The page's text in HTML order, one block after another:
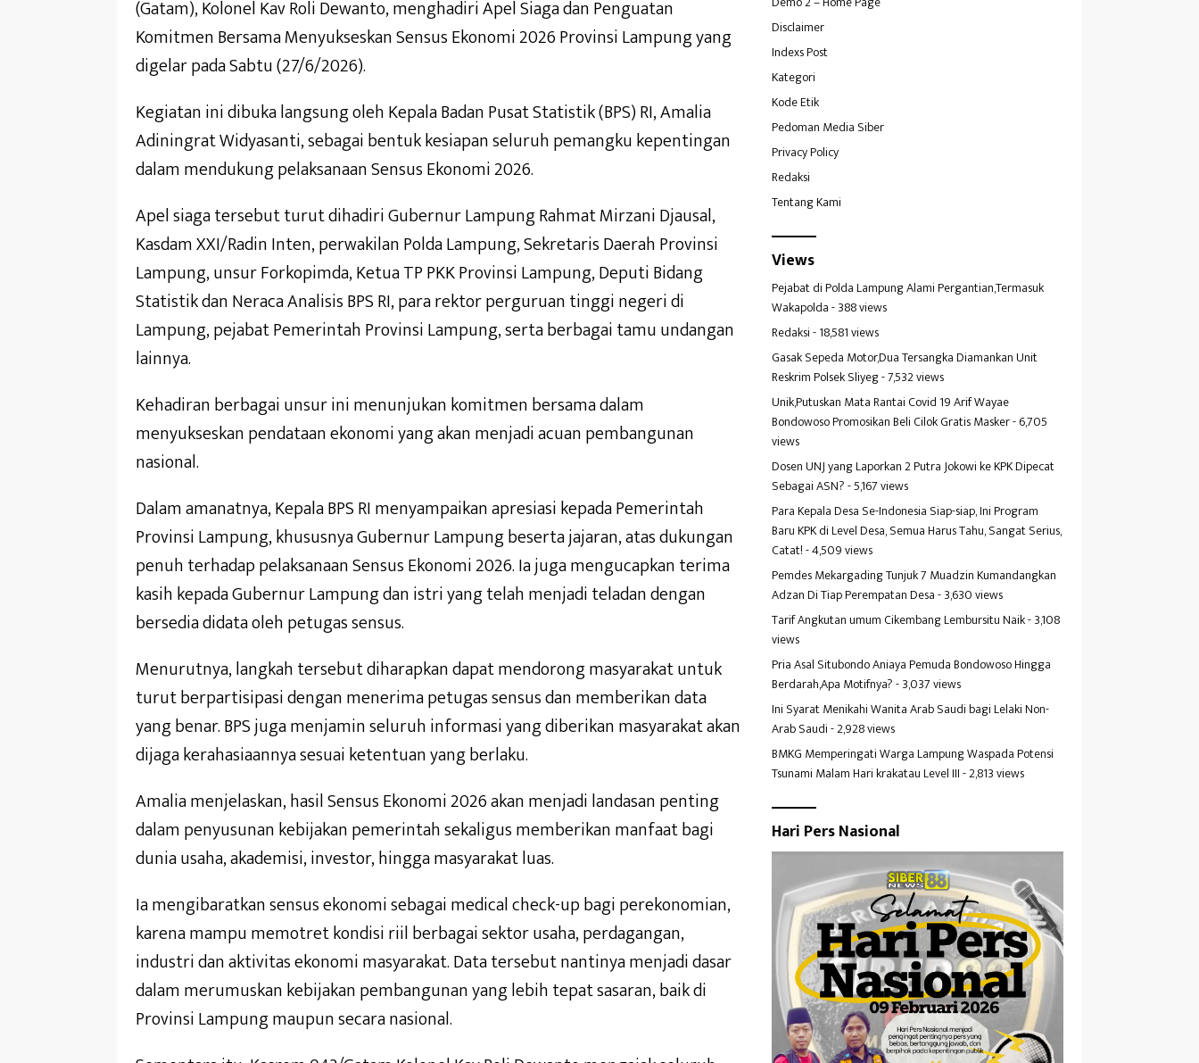
(Gatam), Kolonel Kav Roli Dewanto, menghadiri Apel Siaga dan Penguatan
Komitmen Bersama Menyukseskan Sensus Ekonomi 2026 Provinsi Lampung yang
digelar pada Sabtu (27/6/2026).
Kegiatan ini dibuka langsung oleh Kepala Badan Pusat Statistik (BPS) RI, Amalia
Adiningrat Widyasanti, sebagai bentuk kesiapan seluruh pemangku kepentingan
dalam mendukung pelaksanaan Sensus Ekonomi 2026.
Apel siaga tersebut turut dihadiri Gubernur Lampung Rahmat Mirzani Djausal,
Kasdam XXI/Radin Inten, perwakilan Polda Lampung, Sekretaris Daerah Provinsi
Lampung, unsur Forkopimda, Ketua TP PKK Provinsi Lampung, Deputi Bidang
Statistik dan Neraca Analisis BPS RI, para rektor perguruan tinggi negeri di
Lampung, pejabat Pemerintah Provinsi Lampung, serta berbagai tamu undangan
lainnya.
Kehadiran berbagai unsur ini menunjukan komitmen bersama dalam
menyukseskan pendataan ekonomi yang akan menjadi acuan pembangunan
nasional.
Dalam amanatnya, Kepala BPS RI menyampaikan apresiasi kepada Pemerintah
Provinsi Lampung, khususnya Gubernur Lampung beserta jajaran, atas dukungan
penuh terhadap pelaksanaan Sensus Ekonomi 2026. Ia juga mengucapkan terima
kasih kepada Gubernur Lampung dan istri yang telah menjadi teladan dengan
bersedia didata oleh petugas sensus.
Menurutnya, langkah tersebut diharapkan dapat mendorong masyarakat untuk
turut berpartisipasi dengan menerima petugas sensus dan memberikan data
yang benar. BPS juga menjamin seluruh informasi yang diberikan masyarakat akan
dijaga kerahasiaannya sesuai ketentuan yang berlaku.
Amalia menjelaskan, hasil Sensus Ekonomi 2026 akan menjadi landasan penting
dalam penyusunan kebijakan pemerintah sekaligus memberikan manfaat bagi
dunia usaha, akademisi, investor, hingga masyarakat luas.
Ia mengibaratkan sensus ekonomi sebagai medical check-up bagi perekonomian,
karena mampu memotret kondisi riil berbagai sektor usaha, perdagangan,
industri dan aktivitas ekonomi masyarakat. Data tersebut nantinya menjadi dasar
dalam merumuskan kebijakan pembangunan yang lebih tepat sasaran, baik di
Provinsi Lampung maupun secara nasional.
Disclaimer
Indexs Post
Kategori
Kode Etik
Pedoman Media Siber
Privacy Policy
Redaksi
Tentang Kami
Views
Pejabat di Polda Lampung Alami Pergantian,Termasuk
Wakapolda- 388 views
Redaksi- 18,581 views
Gasak Sepeda Motor,Dua Tersangka Diamankan Unit
Reskrim Polsek Sliyeg- 7,532 views
Unik,Putuskan Mata Rantai Covid 19 Arif Wayae
Bondowoso Promosikan Beli Cilok Gratis Masker- 6,705
views
Dosen UNJ yang Laporkan 2 Putra Jokowi ke KPK Dipecat
Sebagai ASN?- 5,167 views
Para Kepala Desa Se-Indonesia Siap-siap, Ini Program
Baru KPK di Level Desa, Semua Harus Tahu, Sangat Serius,
Catat!- 4,509 views
Pemdes Mekargading Tunjuk 7 Muadzin Kumandangkan
Adzan Di Tiap Perempatan Desa- 3,630 views
Tarif Angkutan umum Cikembang Lembursitu Naik- 3,108
views
Pria Asal Situbondo Aniaya Pemuda Bondowoso Hingga
Berdarah,Apa Motifnya?- 3,037 views
Ini Syarat Menikahi Wanita Arab Saudi bagi Lelaki Non-
Arab Saudi- 2,928 views
BMKG Memperingati Warga Lampung Waspada Potensi
Tsunami Malam Hari krakatau Level III- 2,813 views
Hari Pers Nasional